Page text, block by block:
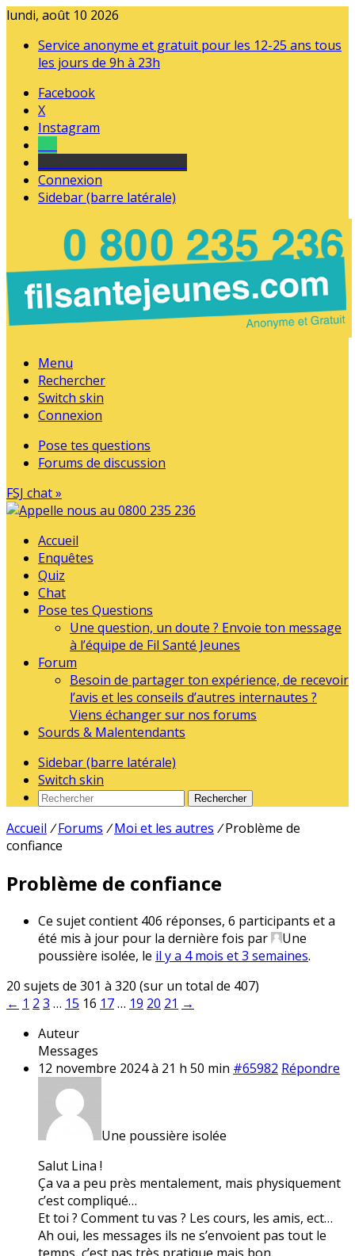
lundi, août 10 2026
Service anonyme et gratuit pour les 12-25 ans tous
les jours de 9h à 23h
Facebook
X
Instagram
Connexion
Sidebar (barre latérale)
Menu
Rechercher
Switch skin
Connexion
Pose tes questions
Forums de discussion
FSJ chat »
Accueil
Enquêtes
Quiz
Chat
Pose tes Questions
Une question, un doute ? Envoie ton message
à l’équipe de Fil Santé Jeunes
Forum
Besoin de partager ton expérience, de recevoir
l’avis et les conseils d’autres internautes ?
Viens échanger sur nos forums
Sourds & Malentendants
Sidebar (barre latérale)
Switch skin
Rechercher
Accueil / Forums / Moi et les autres / Problème de
confiance
Problème de confiance
Ce sujet contient 406 réponses, 6 participants et a
été mis à jour pour la dernière fois par
Une
poussière isolée, le il y a 4 mois et 3 semaines.
20 sujets de 301 à 320 (sur un total de 407)
← 1 2 3 … 15 16 17… 19 20 21 →
Auteur
Messages
12 novembre 2024 à 21 h 50 min #65982 Répondre
Une poussière isolée
Salut Lina !
Ça va a peu près mentalement, mais physiquement
c’est compliqué…
Et toi ? Comment tu vas ? Les cours, les amis, ect…
Ah oui, les messages ils ne s’envoient pas tout le